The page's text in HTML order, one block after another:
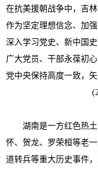
在抗美援朝战争中，吉
作为坚定理想信念、加
深入学习党史、新中国
广大党员、干部永葆初
党中央保持高度一致，
湖南是一方红色热土
怀、贺龙、罗荣桓等老
道转兵等重大历史事件